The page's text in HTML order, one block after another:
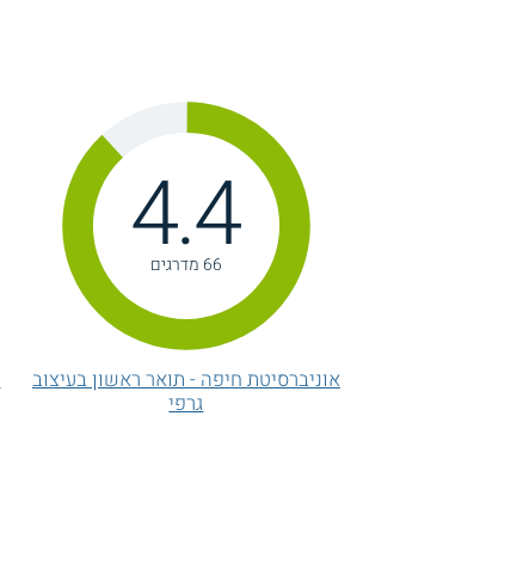
4.4
66 מדרגים
אוניברסיטת חיפה - תואר ראשון בעיצוב
גרפי